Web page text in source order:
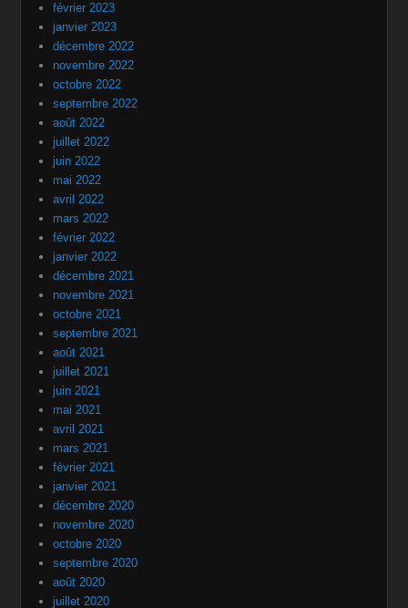
février 2023
janvier 2023
décembre 2022
novembre 2022
octobre 2022
septembre 2022
août 2022
juillet 2022
juin 2022
mai 2022
avril 2022
mars 2022
février 2022
janvier 2022
décembre 2021
novembre 2021
octobre 2021
septembre 2021
août 2021
juillet 2021
juin 2021
mai 2021
avril 2021
mars 2021
février 2021
janvier 2021
décembre 2020
novembre 2020
octobre 2020
septembre 2020
août 2020
juillet 2020